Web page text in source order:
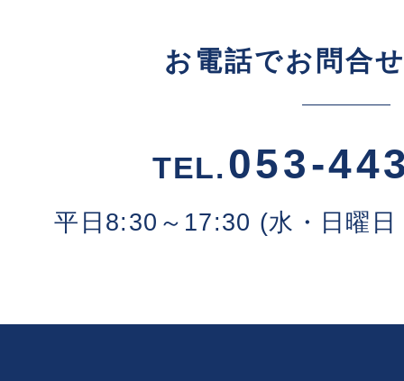
お電話でお問合
TEL.053-
平日8:30～17:30 (水・日曜